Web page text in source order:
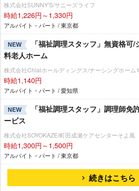
株式会社SUNNY'S/サニーズライフ
時給1,226円～1,330円
アルバイト・パート / 東京都
NEW
「福祉調理スタッフ」無資格可
料老人ホーム
株式会社Chiaiホールディングス/ナーシングホーム
時給1,140円
アルバイト・パート / 愛知県
NEW
「福祉調理スタッフ」調理師免
ービス
株式会社SOYOKAZE/町田成瀬ケアセンターそよ風
時給1,300円～1,500円
アルバイト・パート / 東京都
続きはこちら